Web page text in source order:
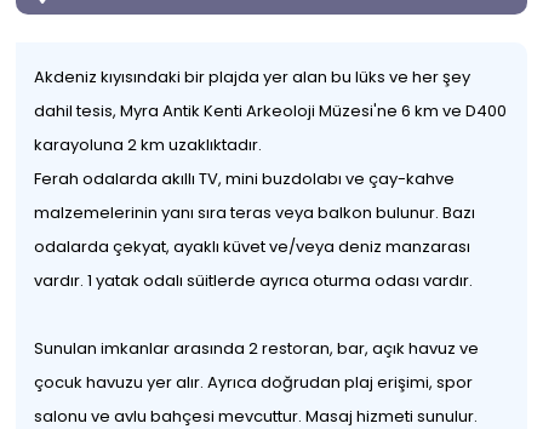
Akdeniz kıyısındaki bir plajda yer alan bu lüks ve her şey
dahil tesis, Myra Antik Kenti Arkeoloji Müzesi'ne 6 km ve D400
karayoluna 2 km uzaklıktadır.
Ferah odalarda akıllı TV, mini buzdolabı ve çay-kahve
malzemelerinin yanı sıra teras veya balkon bulunur. Bazı
odalarda çekyat, ayaklı küvet ve/veya deniz manzarası
vardır. 1 yatak odalı süitlerde ayrıca oturma odası vardır.
Sunulan imkanlar arasında 2 restoran, bar, açık havuz ve
çocuk havuzu yer alır. Ayrıca doğrudan plaj erişimi, spor
salonu ve avlu bahçesi mevcuttur. Masaj hizmeti sunulur.